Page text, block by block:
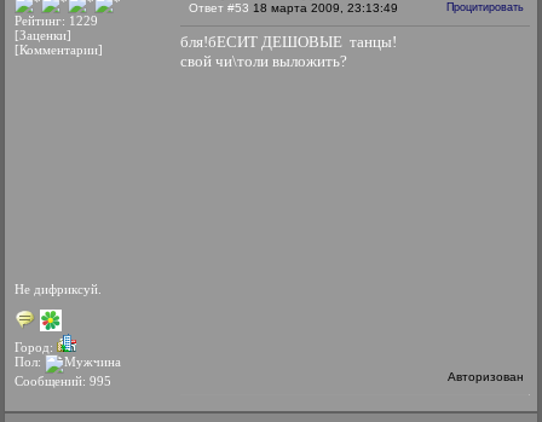
Рейтинг: 1229
[Заценки]
[Комментарии]
Не дифриксуй.
Город:
Пол:
Сообщений: 995
Ответ #53 18 марта 2009, 23:13:49 Процитировать
бля!бЕСИТ ДЕШОВЫЕ танцы!
свой чи\толи выложить?
Авторизован